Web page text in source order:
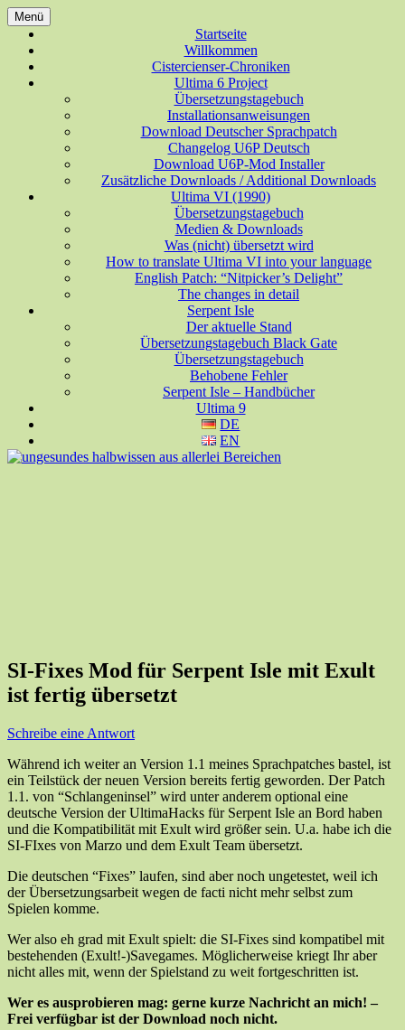
Zum
Inhalt
springen
ungesundes halbwissen aus
allerlei Bereichen
Deutsche Übersetzungen für Spiele der
Ultima-Reihe
Menü
Startseite
Willkommen
Cistercienser-Chroniken
Ultima 6 Project
Übersetzungstagebuch
Installationsanweisungen
Download Deutscher Sprachpatch
Changelog U6P Deutsch
Download U6P-Mod Installer
Zusätzliche Downloads / Additional Downloads
Ultima VI (1990)
Übersetzungstagebuch
Medien & Downloads
Was (nicht) übersetzt wird
How to translate Ultima VI into your language
English Patch: “Nitpicker’s Delight”
The changes in detail
Serpent Isle
Der aktuelle Stand
Übersetzungstagebuch Black Gate
Übersetzungstagebuch
Behobene Fehler
Serpent Isle – Handbücher
Ultima 9
DE
EN
SI-Fixes Mod für Serpent Isle mit Exult
ist fertig übersetzt
Schreibe eine Antwort
Während ich weiter an Version 1.1 meines Sprachpatches bastel, ist
ein Teilstück der neuen Version bereits fertig geworden. Der Patch
1.1. von “Schlangeninsel” wird unter anderem optional eine
deutsche Version der UltimaHacks für Serpent Isle an Bord haben
und die Kompatibilität mit Exult wird größer sein. U.a. habe ich die
SI-FIxes von Marzo und dem Exult Team übersetzt.
Die deutschen “Fixes” laufen, sind aber noch ungetestet, weil ich
der Übersetzungsarbeit wegen de facti nicht mehr selbst zum
Spielen komme.
Wer also eh grad mit Exult spielt: die SI-Fixes sind kompatibel mit
bestehenden (Exult!-)Savegames. Möglicherweise kriegt Ihr aber
nicht alles mit, wenn der Spielstand zu weit fortgeschritten ist.
Wer es ausprobieren mag: gerne kurze Nachricht an mich! –
Frei verfügbar ist der Download noch nicht.